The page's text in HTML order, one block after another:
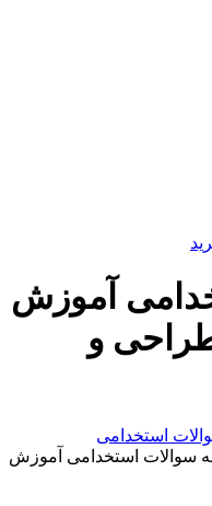
آموزش
و
استخدامی
سوالات استخدامی آموزش